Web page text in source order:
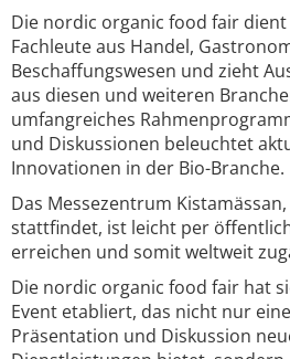
Die nordic organic food fair
Fachleute aus Handel,
Beschaffungswesen und zieht
aus diesen und weiteren
umfangreiches
und Diskussionen beleuchtet
Innovationen in der Bio-Branche.
Das Messezentrum
stattfindet, ist leicht per
erreichen und somit weltweit
Die nordic organic food fair hat
Event etabliert, das nicht nur
Präsentation und Diskussion